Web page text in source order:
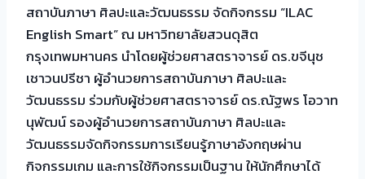
สถาบันภาษา ศิลปะและวัฒนธรรม จัดกิจกรรม “ILAC
English Smart” ณ มหาวิทยาลัยสวนดุสิต
กรุงเทพมหานคร นำโดยผู้ช่วยศาสตราจารย์ ดร.ขจีนุช
เชาวนปรีชา ผู้อำนวยการสถาบันภาษา ศิลปะและ
วัฒนธรรม ร่วมกับผู้ช่วยศาสตราจารย์ ดร.ณัฐพร โอวาท
นุพัฒน์ รองผู้อำนวยการสถาบันภาษา ศิลปะและ
วัฒนธรรมจัดกิจกรรมการเรียนรู้ภาษาอังกฤษผ่าน
กิจกรรมเกม และการใช้กิจกรรมเป็นฐาน ให้นักศึกษาได้